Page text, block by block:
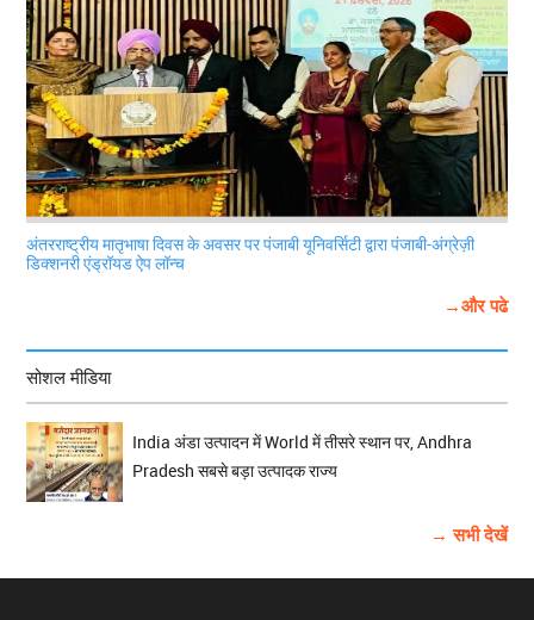
अंतरराष्ट्रीय मातृभाषा दिवस के अवसर पर पंजाबी यूनिवर्सिटी द्वारा पंजाबी-अंग्रेज़ी
डिक्शनरी एंड्रॉयड ऐप लॉन्च
→और पढे
सोशल मीडिया
India अंडा उत्पादन में World में तीसरे स्थान पर, Andhra
Pradesh सबसे बड़ा उत्पादक राज्य
→ सभी देखें